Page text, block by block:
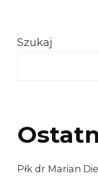
Szukaj
Płk dr Marian